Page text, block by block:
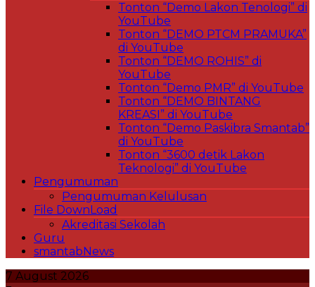
Tonton “Demo Lakon Tenologi” di
YouTube
Tonton “DEMO PTCM PRAMUKA”
di YouTube
Tonton “DEMO ROHIS” di
YouTube
Tonton “Demo PMR” di YouTube
Tonton “DEMO BINTANG
KREASI” di YouTube
Tonton “Demo Paskibra Smantab”
di YouTube
Tonton “3600 detik Lakon
Teknologi” di YouTube
Pengumuman
Pengumuman Kelulusan
File DownLoad
Akreditasi Sekolah
Guru
smantabNews
7 August 2026